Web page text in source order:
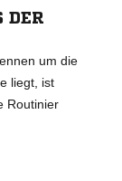
DER
um die
liegt, ist
Routinier